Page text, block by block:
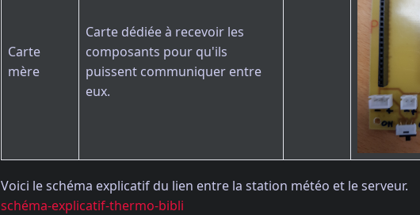
Carte
mère
Carte dédiée à recevoir les
composants pour qu'ils
puissent communiquer entre
eux.
Voici le schéma explicatif du lien entre la station météo et le serveur.
schéma-explicatif-thermo-bibli